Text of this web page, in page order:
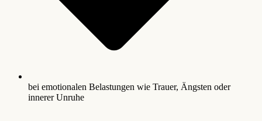
bei emotionalen Belastungen wie Trauer, Ängsten oder
innerer Unruhe